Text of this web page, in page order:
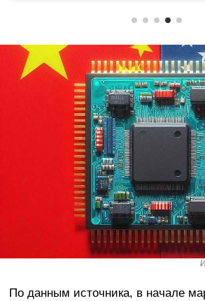
По данным источника, в начале